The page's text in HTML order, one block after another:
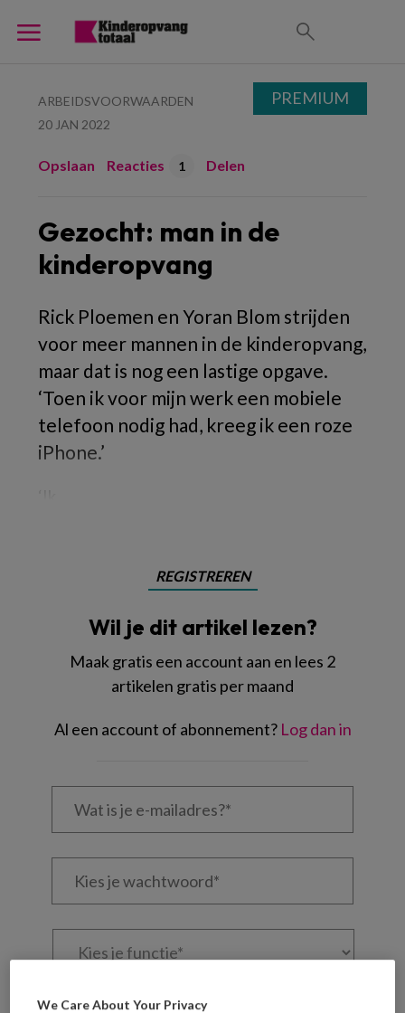
ARBEIDSVOORWAARDEN
20 JAN 2022
Opslaan Reacties 1 Delen
Gezocht: man in de
kinderopvang
Rick Ploemen en Yoran Blom strijden
voor meer mannen in de kinderopvang,
maar dat is nog een lastige opgave.
‘Toen ik voor mijn werk een mobiele
telefoon nodig had, kreeg ik een roze
iPhone.’
REGISTREREN
Wil je dit artikel lezen?
Maak gratis een account aan en lees 2
artikelen gratis per maand
Al een account of abonnement? Log dan in
Wat
Kies
Kies
Bij
PREMIUM
We Care About Your Privacy